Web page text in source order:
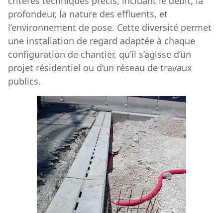
profondeur, la nature des effluents, et
l’environnement de pose. Cette diversité permet
une installation de regard adaptée à chaque
configuration de chantier, qu’il s’agisse d’un
projet résidentiel ou d’un réseau de travaux
publics.